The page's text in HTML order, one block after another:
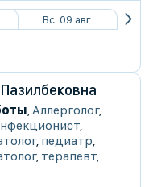
Вс. 09 авг.
Аллерголог,
, педиатр
, терапевт